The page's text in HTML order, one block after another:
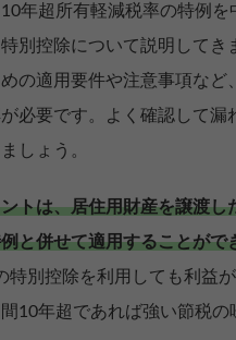
年超所有軽減税率の特例を
別控除について説明してき
の適用要件や注意事項など
必要です。よく確認して漏
しょう。
トは、居住用財産を譲渡し
と併せて適用することがで
特別控除を利用しても利益
10年超であれば強い節税の